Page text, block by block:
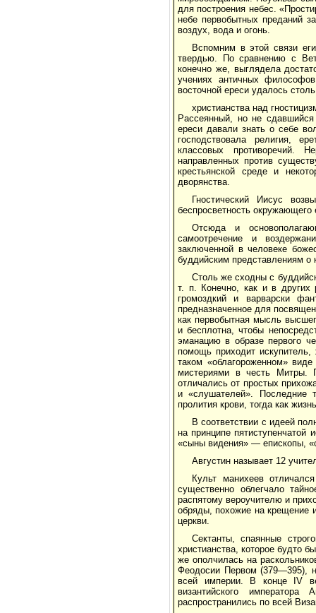
для построения небес.
небе первобытных преданий
воздух, вода и огонь.
Вспомним в этой связи
твердью. По сравнению с
конечно же, выглядела
учениях античных
восточной ереси удалось
христианства над
Рассеянный, но не
ереси давали знать о себе
господствовала религия,
классовых противоречий.
направленных против
крестьянской среде и
дворянства.
Гностический Иисус
беспросветность
Отсюда и
самоотречение и
заключенной в человеке
буддийским представлениям
Столь же сходны с
т. п. Конечно, как и в других
громоздкий и варварски
предназначенное для
как первобытная мысль
и бесплотна, чтобы
эманацию в образе первого
помощь приходит
таком «облагороженном»
мистериями в честь Митры.
отличались от простых
и «слушателей». Последние
пролития крови, тогда как
В соответствии с идеей
на принципе
«сыны видения» — епископы,
Августин называет 12
Культ манихеев
существенно облегчало
распятому вероучителю и
обряды, похожие на крещение
церкви.
Сектанты, спаянные
христианства, которое будто
же ополчилась на
Феодосии Первом (379—395),
всей империи. В конце IV
византийского императора
распространились по всей